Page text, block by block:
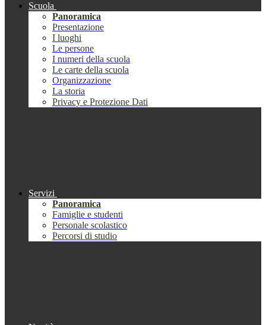
Scuola
Panoramica
Presentazione
I luoghi
Le persone
I numeri della scuola
Le carte della scuola
Organizzazione
La storia
Privacy e Protezione Dati
Servizi
Panoramica
Famiglie e studenti
Personale scolastico
Percorsi di studio